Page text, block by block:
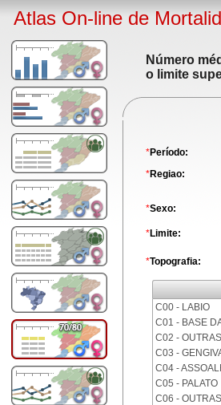
Atlas On-line de
Número
o limite
*Período:
*Regiao:
*Sexo:
*Limite:
*Topografia:
C00 - LABIO
C01 - BASE
C02 -
C03 -
C04 -
C05 - PALATO
C06 -